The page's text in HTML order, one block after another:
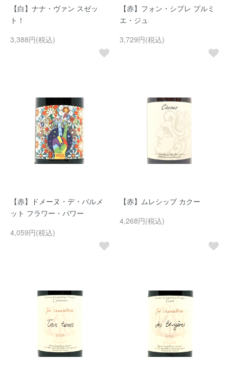
【白】ナナ・ヴァン スゼッ
ト！
3,388円(税込)
【赤】フォン・シプレ プルミ
エ・ジュ
3,729円(税込)
【赤】ドメーヌ・デ・バルメ
ット フラワー・パワー
4,059円(税込)
【赤】ムレシップ カクー
4,268円(税込)